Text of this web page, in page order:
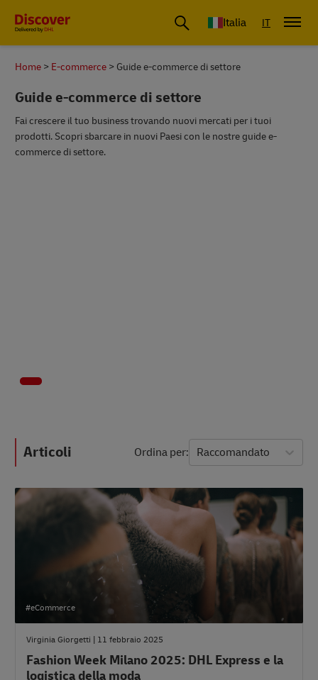
Italia IT
Home E-commerce Guide e-commerce di settore
Guide e-commerce di settore
Fai crescere il tuo business trovando nuovi mercati per i tuoi
prodotti. Scopri sbarcare in nuovi Paesi con le nostre guide e-
commerce di settore.
Articoli Ordina per Raccomandato
#eCommerce
Virginia Giorgetti | 11 febbraio 2025
Fashion Week Milano 2025: DHL Express e la
logistica della moda